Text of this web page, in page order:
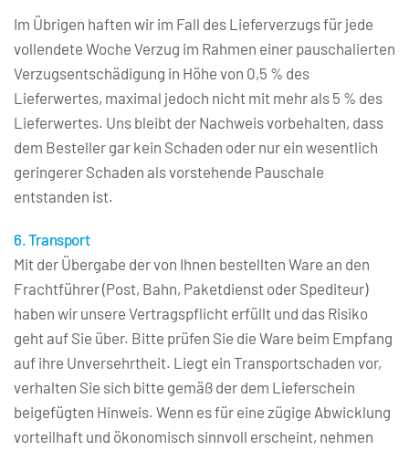
Im Übrigen haften wir im Fall des Lieferverzugs für jede
vollendete Woche Verzug im Rahmen einer pauschalierten
Verzugsentschädigung in Höhe von 0,5 % des
Lieferwertes, maximal jedoch nicht mit mehr als 5 % des
Lieferwertes. Uns bleibt der Nachweis vorbehalten, dass
dem Besteller gar kein Schaden oder nur ein wesentlich
geringerer Schaden als vorstehende Pauschale
entstanden ist.
6. Transport
Mit der Übergabe der von Ihnen bestellten Ware an den
Frachtführer (Post, Bahn, Paketdienst oder Spediteur)
haben wir unsere Vertragspflicht erfüllt und das Risiko
geht auf Sie über. Bitte prüfen Sie die Ware beim Empfang
auf ihre Unversehrtheit. Liegt ein Transportschaden vor,
verhalten Sie sich bitte gemäß der dem Lieferschein
beigefügten Hinweis. Wenn es für eine zügige Abwicklung
vorteilhaft und ökonomisch sinnvoll erscheint, nehmen